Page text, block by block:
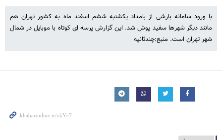
با ورود سامانه بارشی از بامداد یکشنبه ششم اسفند ماه به کشور تهران هم
مانند دیگر شهرها سفید پوش شد. این گزارش پرسه ای کوتاه با موبایل در شمال
شهر تهران است. منبع:‌چندثانیه